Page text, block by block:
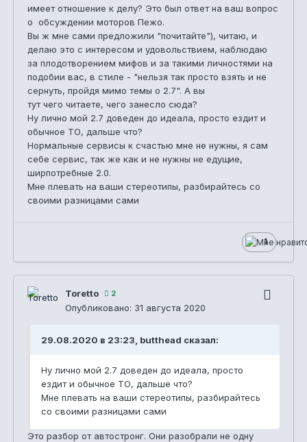
имеет отношение к делу? Это был ответ на ваш вопрос
о обсуждении моторов Пежо.
Вы ж мне сами предложили "почитайте"), читаю, и
делаю это с интересом и удовольствием, наблюдаю
за плодотворением мифов и за такими личностями на
подобии вас, в стиле - "нельзя так просто взять и не
сернуть, пройдя мимо темы о 2.7". А вы
тут чего читаете, чего занесло сюда?
Ну лично мой 2.7 доведен до идеала, просто ездит и
обычное ТО, дальше что?
Нормальные сервисы к счастью мне не нужны, я сам
себе сервис, так же как и не нужны не едущие,
ширпотребные 2.0.
Мне плевать на ваши стереотипы, разбирайтесь со
своими разницами сами
1
Toretto 2
Опубликовано: 31 августа 2020
29.08.2020 в 23:23, butthead сказал:
Ну лично мой 2.7 доведен до идеала, просто
ездит и обычное ТО, дальше что?
Мне плевать на ваши стереотипы, разбирайтесь
со своими разницами сами
Это разбор от автостронг. Они разобрали не одну